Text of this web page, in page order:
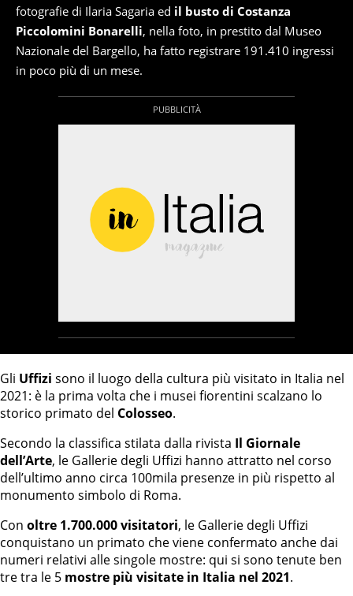
fotografie di Ilaria Sagaria ed il busto di Costanza
Piccolomini Bonarelli, nella foto, in prestito dal Museo
Nazionale del Bargello, ha fatto registrare 191.410 ingressi
in poco più di un mese.
Gli Uffizi sono il luogo della cultura più visitato in Italia nel
2021: è la prima volta che i musei fiorentini scalzano lo
storico primato del Colosseo.
Secondo la classifica stilata dalla rivista Il Giornale
dell’Arte, le Gallerie degli Uffizi hanno attratto nel corso
dell’ultimo anno circa 100mila presenze in più rispetto al
monumento simbolo di Roma.
Con oltre 1.700.000 visitatori, le Gallerie degli Uffizi
conquistano un primato che viene confermato anche dai
numeri relativi alle singole mostre: qui si sono tenute ben
tre tra le 5 mostre più visitate in Italia nel 2021.